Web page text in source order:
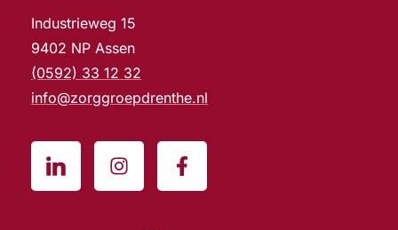
Industrieweg 15
9402 NP Assen
(0592) 33 12 32
info@zorggroepdrenthe.nl